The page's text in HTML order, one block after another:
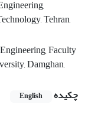
Tehran,
Faculty
Damghan,
چکیده
English